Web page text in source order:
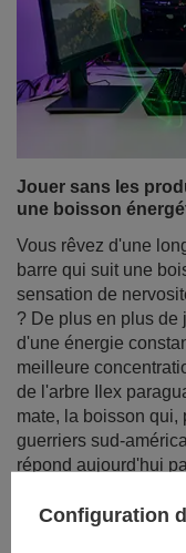
Jouer sans les
une boisson
Vous rêvez d'une
barre qui suit une
sensation de
? De plus en plus de
d'une énergie
meilleure
de l'arbre Ilex
mate, la boisson qui,
guerriers sud-
répond aujourd'hui
modernes.
En savoir plus
Configuration